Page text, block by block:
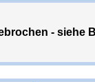
- siehe